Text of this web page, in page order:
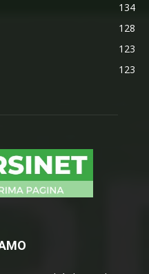
134
128
123
123